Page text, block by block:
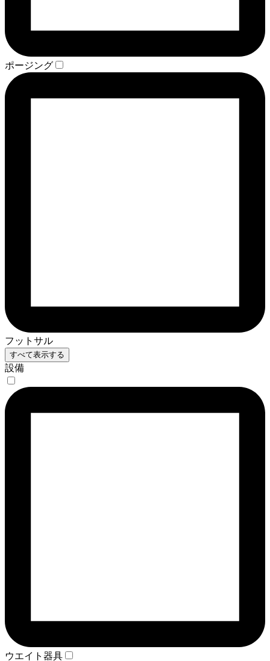
ポージング
フットサル
すべて表示する
設備
ウエイト器具